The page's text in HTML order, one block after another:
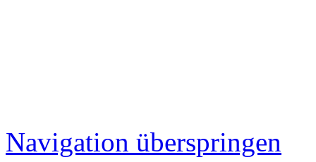
Navigation überspringen